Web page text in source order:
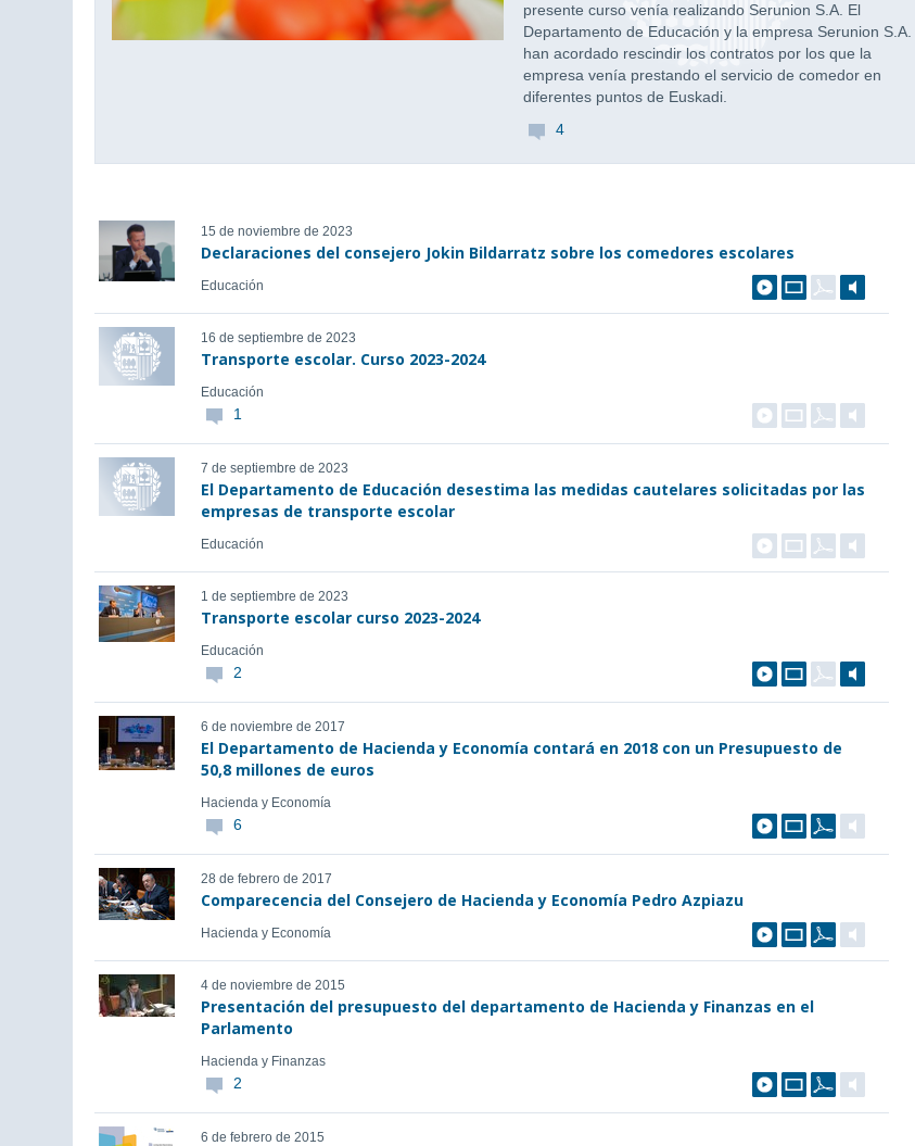
presente curso venía realizando Serunion S.A. El
Departamento de Educación y la empresa Serunion S.A.
han acordado rescindir los contratos por los que la
empresa venía prestando el servicio de comedor en
diferentes puntos de Euskadi.
4
15 de noviembre de 2023
Declaraciones del consejero Jokin Bildarratz sobre los comedores escolares
Educación
16 de septiembre de 2023
Transporte escolar. Curso 2023-2024
Educación
1
7 de septiembre de 2023
El Departamento de Educación desestima las medidas cautelares solicitadas por las
empresas de transporte escolar
Educación
1 de septiembre de 2023
Transporte escolar curso 2023-2024
Educación
2
6 de noviembre de 2017
El Departamento de Hacienda y Economía contará en 2018 con un Presupuesto de
50,8 millones de euros
Hacienda y Economía
6
28 de febrero de 2017
Comparecencia del Consejero de Hacienda y Economía Pedro Azpiazu
Hacienda y Economía
4 de noviembre de 2015
Presentación del presupuesto del departamento de Hacienda y Finanzas en el
Parlamento
Hacienda y Finanzas
2
6 de febrero de 2015